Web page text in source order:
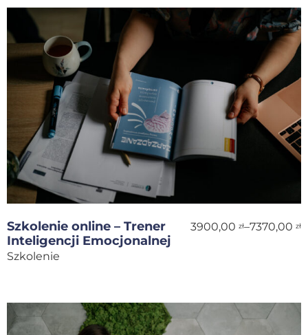
Szkolenie online – Trener
Inteligencji Emocjonalnej
3900,00 zł–7370,00 zł
Szkolenie